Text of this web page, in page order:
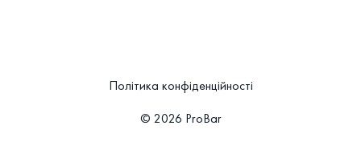
Політика конфіденційності
© 2026 ProBar